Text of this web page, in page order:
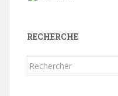
RECHERCHE
Rechercher...